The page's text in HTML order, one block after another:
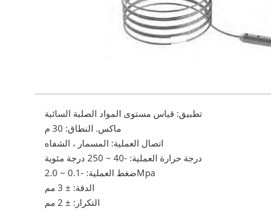
تطبيق: قياس مستوى المواد الصلبة السائبة
ماكس. النطاق: 30 م
اتصال العملية: المسمار ، الشفاه
درجة حرارة العملية: -40 ~ 250 درجة مئوية
ضغط العملية: -0.1 ~ 2.0Mpa
الدقة: ± 3 مم
التكرار: ± 2 مم